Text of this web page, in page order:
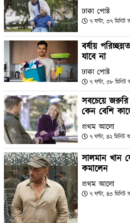
ঢাকা পোষ্ট
৭ ঘণ্টা, ৩৭
বর্ষায়
যাবে না
ঢাকা পোষ্ট
৭ ঘণ্টা, ৩৮
সবচেয়ে জরুরি
কেন বেশি
প্রথম আলো
৭ ঘণ্টা, ৪২ মিনিট
সালমান খান
কমালেন
প্রথম আলো
৭ ঘণ্টা, ৪৩